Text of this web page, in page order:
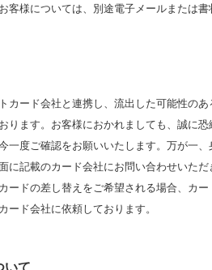
客様については、別途電子メールまたは
カード会社と連携し、流出した可能性の
ります。お客様におかれましても、誠に
一度ご確認をお願いいたします。万が一
に記載のカード会社にお問い合わせいた
ードの差し替えをご希望される場合、カ
ード会社に依頼しております。
いて